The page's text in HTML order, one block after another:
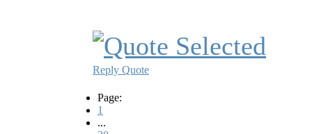
Reply Quote
Page:
1
...